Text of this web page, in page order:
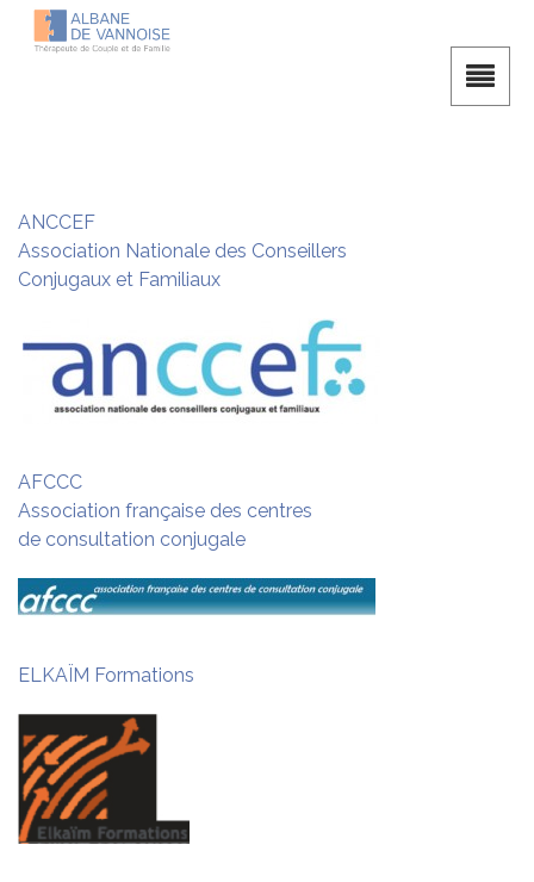
ANCCEF
Association Nationale des Conseillers
Conjugaux et Familiaux
AFCCC
Association française des centres
de consultation conjugale
ELKAÏM Formations